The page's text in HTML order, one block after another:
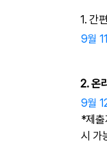
1. 간
9월
2. 온
​9월
*제출
시 가